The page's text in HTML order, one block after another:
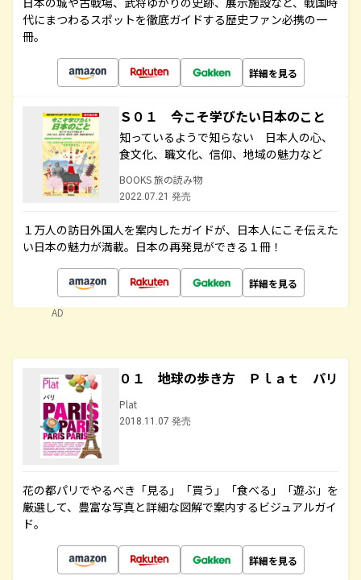
代にまつわるスポットを徹底ガイドする歴史ファン必携の一
冊。
詳細を見る
Ｓ０１ 今こそ学びたい日本のこと
知っているようで知らない 日本人の心、
食文化、職文化、信仰、地域の魅力など
BOOKS 旅の読み物
2022.07.21 発売
１万人の訪日外国人を案内したガイドが、日本人にこそ伝えた
い日本の魅力が満載。日本の再発見ができる１冊！
詳細を見る
AD
０１ 地球の歩き方 Ｐｌａｔ パリ
Plat
2018.11.07 発売
花の都パリでやるべき「見る」「買う」「食べる」「遊ぶ」を
厳選して、豊富な写真と詳細な図解で案内するビジュアルガイ
ド。
詳細を見る